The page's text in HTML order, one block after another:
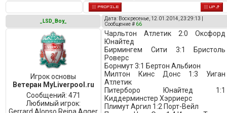
_LSD_Boy_
Дата: Воскресенье, 12.01.2014, 23:29:13 |
Сообщение # 66
Игрок основы
Ветеран MyLiverpool.ru
Сообщений: 471
Любимый игрок:
Чарльтон Атлетик 2:0 Оксфорд
Юнайтед
Бирмингем Сити 3:1 Бристоль
Роверс
Борнмут 3:1 Бертон Альбион
Милтон Кинс Донс 1:3 Уиган
Атлетик
Питерборо Юнайтед 1:1
Киддерминстер Хэрриерс
Плимут Аргил 1:2 Порт-Вейл